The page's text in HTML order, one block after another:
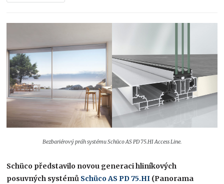
Bezbariérový práh systému Schüco AS PD 75.HI Access Line.
Schüco představilo novou generaci hliníkových
posuvných systémů Schüco AS PD 75.HI (Panorama